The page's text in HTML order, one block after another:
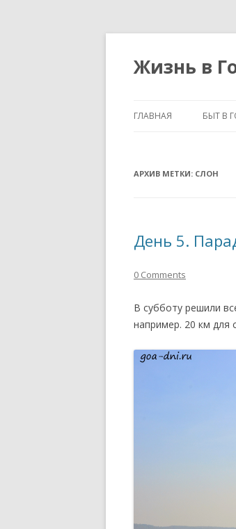
Жизнь в
ГЛАВНАЯ БЫТ В
АРХИВ МЕТКИ: СЛОН
День 5.
0 Comments
В субботу решили
например. 20 км для